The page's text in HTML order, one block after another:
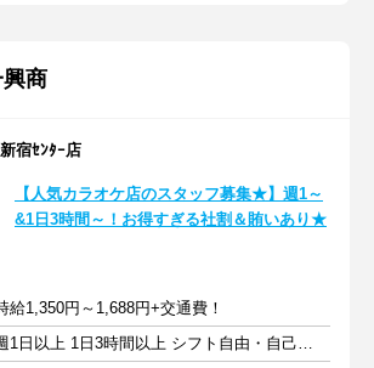
商
宿ｾﾝﾀｰ店
【人気カラオケ店のスタッフ募集★】週1～
&1日3時間～！お得すぎる社割＆賄いあり★
給1,350円～1,688円+交通費！
週1日以上 1日3時間以上 シフト自由・自己申告